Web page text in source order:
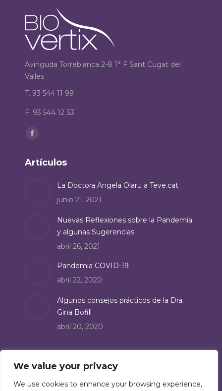
We value your privacy
We use cookies to enhance your browsing experience,
Avinguda Torreblanca 2-8 1° F Sant Cugat del
Valles
T. 93 544 11 99
F. 93 544 12 33
Encuéntranos en:
opens
window
Artículos
La Doctora Angela Olaru a Teve.cat
junio 21, 2021
Nuevas Reflexiones sobre la Pandemia
y algunas Sugerencias
abril 26, 2021
Pandemia COVID-19
abril 22, 2020
Algunos consejos prácticos de la Dra.
Gina Bofill
abril 20, 2020